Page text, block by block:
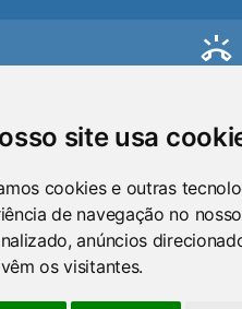
site usa
cookies e outras
de navegação no
anúncios
os visitantes.
ring_volume
mail
Email